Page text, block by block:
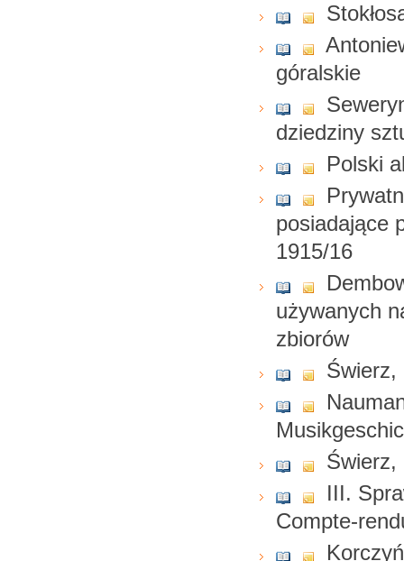
góralskie
dziedziny
Polski
posiadające
1915/16
używanych
zbiorów
Świerz,
Świerz,
III.
Compte-